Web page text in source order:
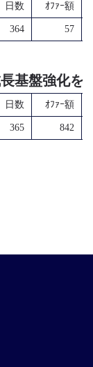
日数 ｵﾌｧｰ額
364 57
基盤強化を
日数 ｵﾌｧｰ額
365 842